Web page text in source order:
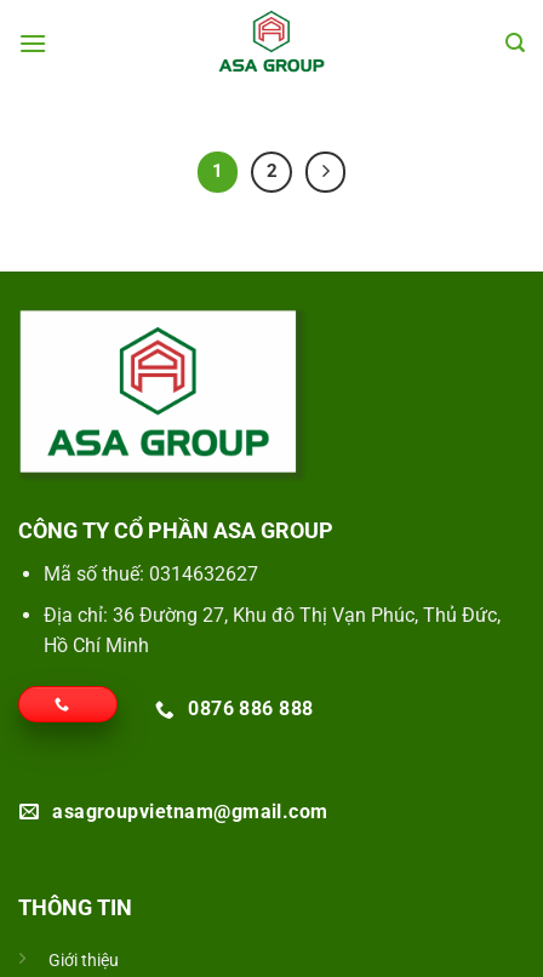
đến
1 2
CÔNG TY CỔ PHẦN ASA GROUP
Mã số thuế: 0314632627
Địa chỉ: 36 Đường 27, Khu đô Thị Vạn Phúc, Thủ Đức,
Hồ Chí Minh
0876 886 888
asagroupvietnam@gmail.com
THÔNG TIN
Giới thiệu